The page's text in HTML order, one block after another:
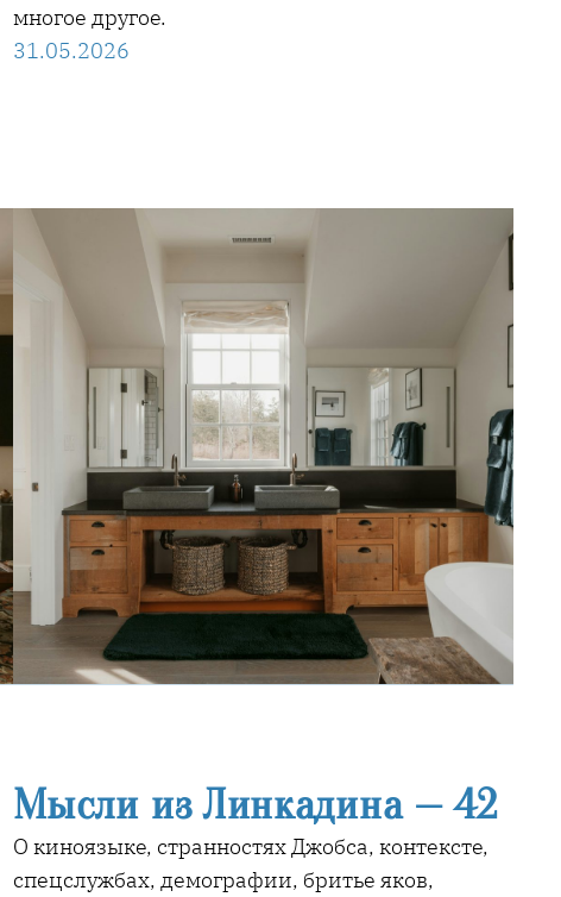
многое другое.
31.05.2026
Мысли из Линкадина — 42
О киноязыке, странностях Джобса, контексте,
спецслужбах, демографии, бритье яков,